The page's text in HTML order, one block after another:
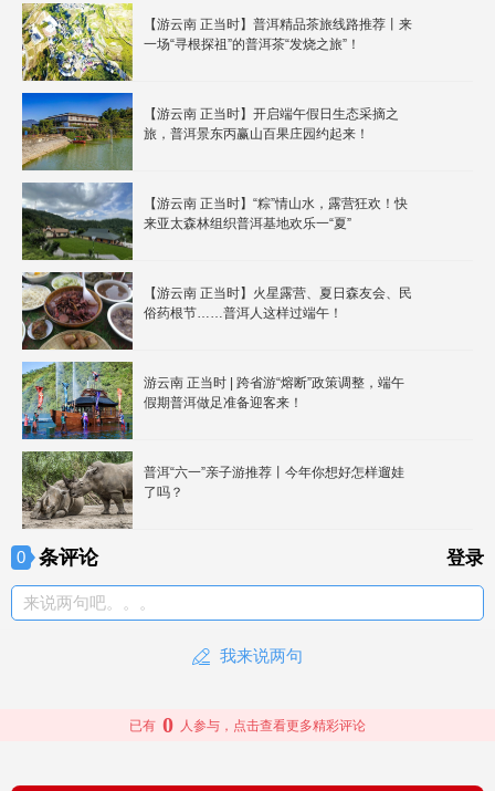
【游云南 正当时】普洱精品茶旅线路推荐丨来
一场“寻根探祖”的普洱茶“发烧之旅”！
【游云南 正当时】开启端午假日生态采摘之
旅，普洱景东丙赢山百果庄园约起来！
【游云南 正当时】“粽”情山水，露营狂欢！快
来亚太森林组织普洱基地欢乐一“夏”
【游云南 正当时】火星露营、夏日森友会、民
俗药根节……普洱人这样过端午！
游云南 正当时 | 跨省游“熔断”政策调整，端午
假期普洱做足准备迎客来！
普洱“六一”亲子游推荐丨今年你想好怎样遛娃
了吗？
0 条评论 登录
来说两句吧。。。
我来说两句
已有 0 人参与，点击查看更多精彩评论